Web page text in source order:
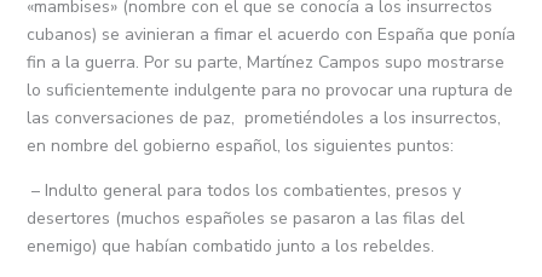
«mambises» (nombre con el que se conocía a los insurrectos
cubanos) se avinieran a fimar el acuerdo con España que ponía
fin a la guerra. Por su parte, Martínez Campos supo mostrarse
lo suficientemente indulgente para no provocar una ruptura de
las conversaciones de paz, prometiéndoles a los insurrectos,
en nombre del gobierno español, los siguientes puntos:
– Indulto general para todos los combatientes, presos y
desertores (muchos españoles se pasaron a las filas del
enemigo) que habían combatido junto a los rebeldes.